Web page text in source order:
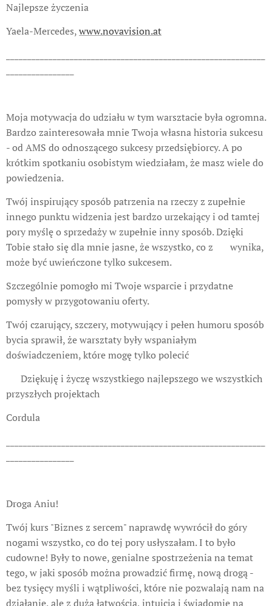
Najlepsze życzenia
Yaela-Mercedes,www.novavision.at
Moja motywacja do udziału w tym warsztacie była ogromna.
Bardzo zainteresowała mnie Twoja własna historia sukcesu
- od AMS do odnoszącego sukcesy przedsiębiorcy. A po
krótkim spotkaniu osobistym wiedziałam, że masz wiele do
powiedzenia.
Twój inspirujący sposób patrzenia na rzeczy z zupełnie
innego punktu widzenia jest bardzo urzekający i od tamtej
pory myślę o sprzedaży w zupełnie inny sposób. Dzięki
Tobie stało się dla mnie jasne, że wszystko, co z ❤️ wynika,
może być uwieńczone tylko sukcesem.
Szczególnie pomogło mi Twoje wsparcie i przydatne
pomysły w przygotowaniu oferty.
Twój czarujący, szczery, motywujący i pełen humoru sposób
bycia sprawił, że warsztaty były wspaniałym
doświadczeniem, które mogę tylko polecić
❤️ Dziękuję i życzę wszystkiego najlepszego we wszystkich
przyszłych projektach
Cordula
Droga Aniu!
Twój kurs "Biznes z sercem" naprawdę wywrócił do góry
nogami wszystko, co do tej pory usłyszałam. I to było
cudowne! Były to nowe, genialne spostrzeżenia na temat
tego, w jaki sposób można prowadzić firmę, nową drogą -
bez tysięcy myśli i wątpliwości, które nie pozwalają nam na
działanie, ale z dużą łatwością, intuicją i świadomie na